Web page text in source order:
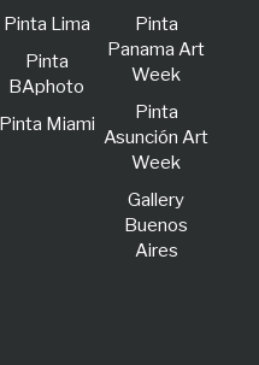
Pinta Lima
Pinta
BAphoto
Pinta Miami
Pinta
Panama Art
Week
Pinta
Asunción Art
Week
Gallery
Buenos
Aires